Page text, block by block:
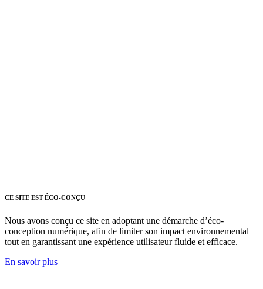
CE SITE EST ÉCO-CONÇU
Nous avons conçu ce site en adoptant une démarche d’éco-
conception numérique, afin de limiter son impact environnemental
tout en garantissant une expérience utilisateur fluide et efficace.
En savoir plus